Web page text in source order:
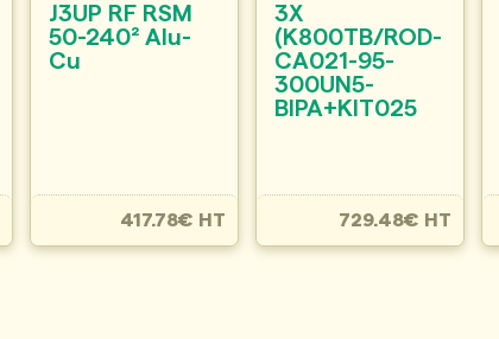
J3UP RF RSM
50-240² Alu-
Cu
417.78€ HT
3X
(K800TB/ROD-
CA021-95-
300UN5-
BIPA+KIT025
729.48€ HT